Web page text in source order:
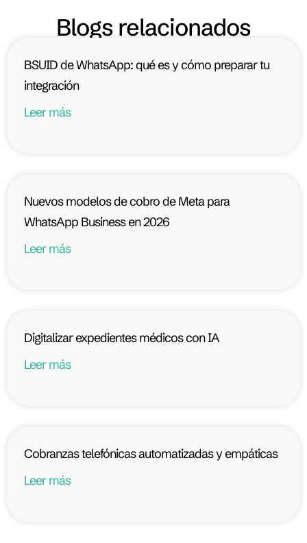
Blogs relacionados
BSUID de WhatsApp: qué es y cómo preparar tu
integración
Leer más
Nuevos modelos de cobro de Meta para
WhatsApp Business en 2026
Leer más
Digitalizar expedientes médicos con IA
Leer más
Cobranzas telefónicas automatizadas y empáticas
Leer más